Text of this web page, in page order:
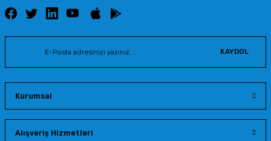
KAYDOL
Kurumsal
Alışveriş Hizmetleri